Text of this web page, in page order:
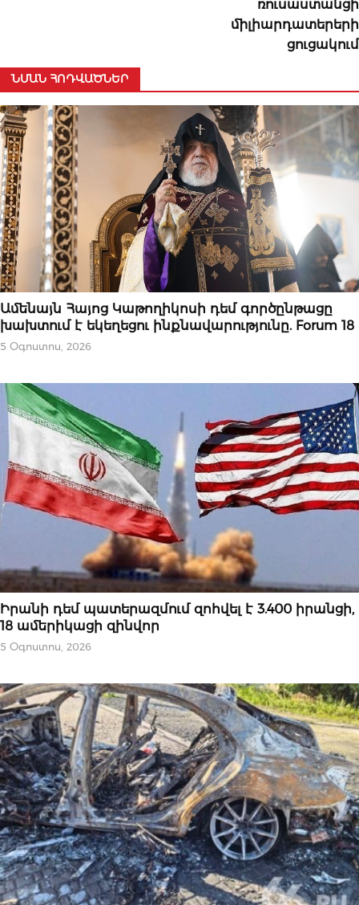
ռուսաստանցի
միլիարդատերերի
ցուցակում
ՆՄԱՆ ՀՈԴՎԱԾՆԵՐ
ՄԻՋԱԶԳԱՅԻՆ
Ամենայն Հայոց Կաթողիկոսի դեմ գործընթացը
խախտում է եկեղեցու ինքնավարությունը. Forum 18
5 Օգոստոս, 2026
ՄԻՋԱԶԳԱՅԻՆ
Իրանի դեմ պատերազմում զոհվել է 3.400 իրանցի,
18 ամերիկացի զինվոր
5 Օգոստոս, 2026